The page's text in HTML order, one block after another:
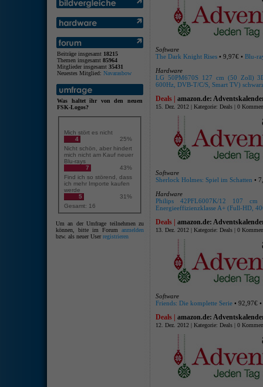
Beiträge insgesamt 18215
Themen insgesamt 85964
Mitglieder insgesamt 35431
Neuestes Mitglied: Navarasbow
Was haltet ihr von den neuen
FSK-Logos?
Mich stört es nicht
4
25%
Nicht schön, aber hindert
mich nicht am Kauf neuer
Blu-rays
7
43%
Find ich so störend, dass
ich mehr Importe kaufen
werde
5
31%
Gesamt: 16
Um an der Umfrage teilnehmen zu
können, bitte im Forum anmelden
bzw. als neuer Userregistrieren
Software
The Dark Knight Rises • 9,97€ • Blu-
Hardware
LG 50PM670S 127 cm (50 Zoll) 3D
600Hz, DVB-T/C/S, Smart TV)
Deals | amazon.de:
15. Dez. 2012 | Kategorie: Deals | 0
Software
Sherlock Holmes: Spiel im Schatten •
Hardware
Philips 42PFL6007K/12 107 cm
Energieeffizienzklasse A+ (Full-HD,
Deals | amazon.de:
13. Dez. 2012 | Kategorie: Deals | 0
Software
Friends: Die komplette Serie • 92,97€ •
Deals | amazon.de:
12. Dez. 2012 | Kategorie: Deals | 0